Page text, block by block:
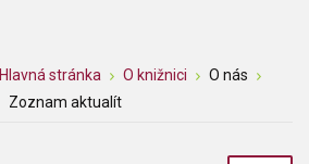
Hlavná stránka O knižnici
O nás
Zoznam aktualít